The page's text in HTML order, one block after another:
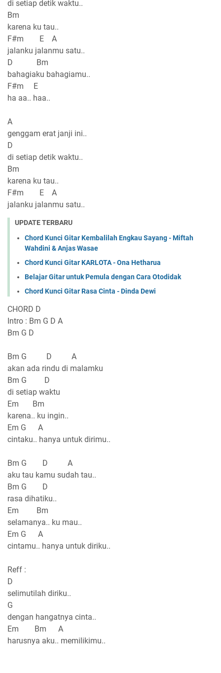
di setiap detik waktu..
Bm
karena ku tau..
F#m E A
jalanku jalanmu satu..
D Bm
bahagiaku bahagiamu..
F#m E
ha aa.. haa..
A
genggam erat janji ini..
D
di setiap detik waktu..
Bm
karena ku tau..
F#m E A
jalanku jalanmu satu..
UPDATE TERBARU
Chord Kunci Gitar Kembalilah Engkau Sayang - Miftah
Wahdini & Anjas Wasae
Chord Kunci Gitar KARLOTA - Ona Hetharua
Belajar Gitar untuk Pemula dengan Cara Otodidak
Chord Kunci Gitar Rasa Cinta - Dinda Dewi
CHORD D
Intro : Bm G D A
Bm G D
Bm G D A
akan ada rindu di malamku
Bm G D
di setiap waktu
Em Bm
karena.. ku ingin..
Em G A
cintaku.. hanya untuk dirimu..
Bm G D A
aku tau kamu sudah tau..
Bm G D
rasa dihatiku..
Em Bm
selamanya.. ku mau..
Em G A
cintamu.. hanya untuk diriku..
Reff :
D
selimutilah diriku..
G
dengan hangatnya cinta..
Em Bm A
harusnya aku.. memilikimu..